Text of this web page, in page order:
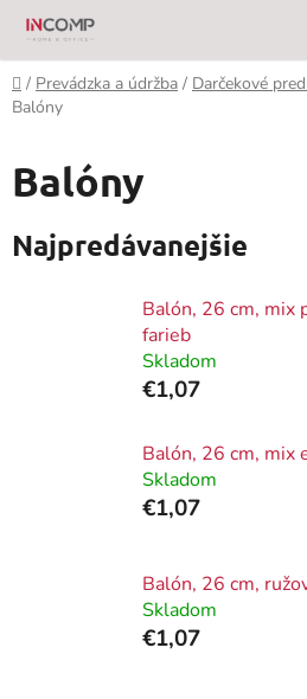
Prejsť
obsah
Domov
/ Prevádzka a údržba / Darčekové
Balóny
Balóny
Najpredávanejšie
Balón, 26 cm, mix
farieb
Skladom
€1,07
Balón, 26 cm, mix
Skladom
€1,07
Balón, 26 cm,
Skladom
€1,07